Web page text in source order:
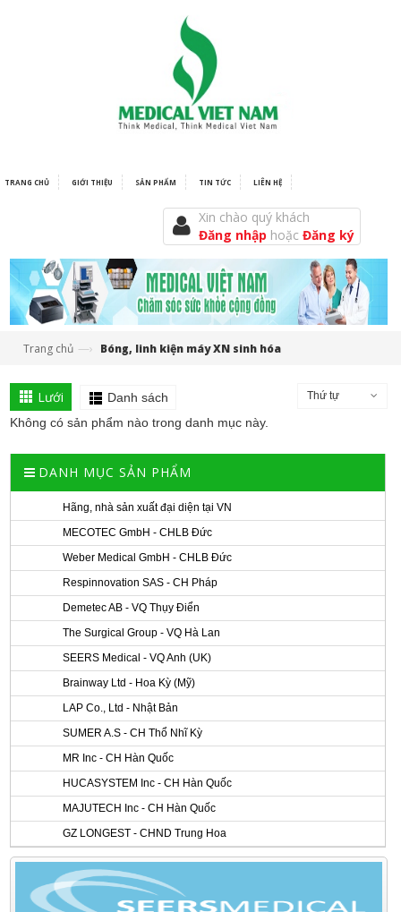
TRANG CHỦ GIỚI THIỆU SẢN PHẨM TIN TỨC LIÊN HỆ
Xin chào quý khách
Đăng nhập hoặcĐăng ký
Trang chủ —› Bóng, linh kiện máy XN sinh hóa
Lưới Danh sách Thứ tự
Không có sản phẩm nào trong danh mục này.
DANH MỤC SẢN PHẨM
Hãng, nhà sản xuất đại diện tại VN
MECOTEC GmbH - CHLB Đức
Weber Medical GmbH - CHLB Đức
Respinnovation SAS - CH Pháp
Demetec AB - VQ Thụy Điển
The Surgical Group - VQ Hà Lan
SEERS Medical - VQ Anh (UK)
Brainway Ltd - Hoa Kỳ (Mỹ)
LAP Co., Ltd - Nhật Bản
SUMER A.S - CH Thổ Nhĩ Kỳ
MR Inc - CH Hàn Quốc
HUCASYSTEM Inc - CH Hàn Quốc
MAJUTECH Inc - CH Hàn Quốc
GZ LONGEST - CHND Trung Hoa